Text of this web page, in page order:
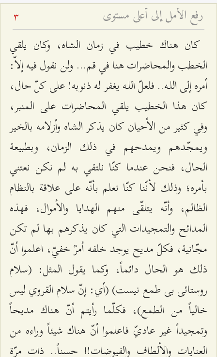
رفع الأمل إلى أعلى مستوى 3
كان هناك خطيب في زمان الشاه، وكان يلقي
الخطب والمحاضرات هنا في قم... ولن نقول فيه إلاّ:
أمره إلى اللـه.. فلعلّ اللـه يغفر له ذنوبه! على كلّ حال،
كان هذا الخطيب يلقي المحاضرات على المنبر،
وفي كثير من الأحيان كان يذكر الشاه وأزلامه بالخير
ويمجّدهم ويمدحهم في ذلك الزمان، وبطبيعة
الحال، فنحن عندما كنّا نلتقي به لم نكن نعتني
بأمره؛ وذلك لأنّنا كنّا نعلم بأنّه على علاقة بالنظام
الظالم، وأنّه يتلقّى منهم الهدايا والأموال، فهذه
المدائح والتمجيدات التي كان يذكرهم بها لم تكن
مجّانية، فكلّ مديح يوجد خلفه أمرٌ خفيّ، اعلموا أنّ
ذلك هو الحال دائماً، وكما يقول المثل: (سلام
روستائى بى طمع نيست) (أي: إنّ سلام القروي ليس
خالياً من الطمع)، فكلّما رأيتم أنّ هناك مديحاً
وتمجيداً غير عاديّ فاعلموا أنّ هناك شيئاً وراءه من
العنايات والألطاف والفيوضات!! حسناً.. ذات مرّة